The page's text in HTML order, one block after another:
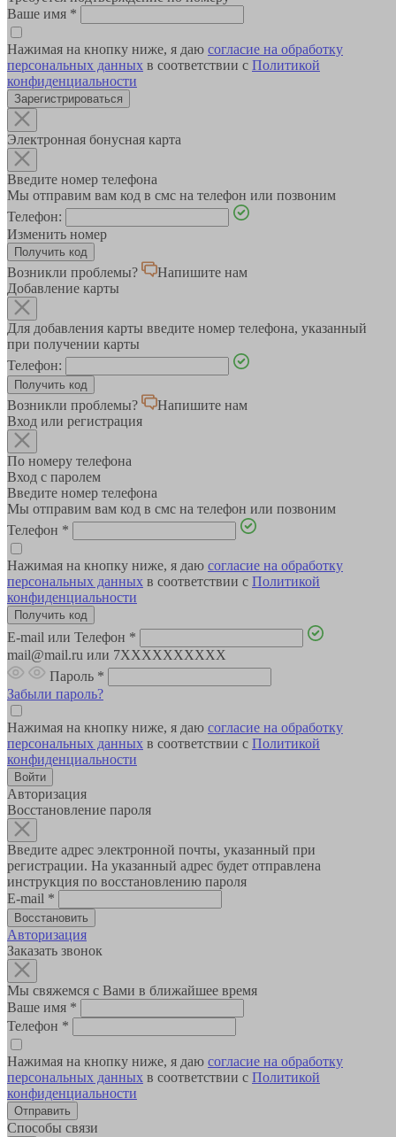
Ваше имя *
Нажимая на кнопку ниже, я даю согласие на обработку
персональных данных в соответствии с Политикой
конфиденциальности
Зарегистрироваться
Электронная бонусная карта
Введите номер телефона
Мы отправим вам код в смс на телефон или позвоним
Телефон:
Изменить номер
Возникли проблемы?
Напишите нам
Добавление карты
Для добавления карты введите номер телефона, указанный
при получении карты
Телефон:
Возникли проблемы?
Напишите нам
Вход или регистрация
По номеру телефона
Вход с паролем
Введите номер телефона
Мы отправим вам код в смс на телефон или позвоним
Телефон *
Нажимая на кнопку ниже, я даю согласие на обработку
персональных данных в соответствии с Политикой
конфиденциальности
E-mail или Телефон *
mail@mail.ru или 7XXXXXXXXXX
Пароль *
Забыли пароль?
Нажимая на кнопку ниже, я даю согласие на обработку
персональных данных в соответствии с Политикой
конфиденциальности
Авторизация
Восстановление пароля
Введите адрес электронной почты, указанный при
регистрации. На указанный адрес будет отправлена
инструкция по восстановлению пароля
E-mail *
Авторизация
Заказать звонок
Мы свяжемся с Вами в ближайшее время
Ваше имя *
Телефон *
Нажимая на кнопку ниже, я даю согласие на обработку
персональных данных в соответствии с Политикой
конфиденциальности
Способы связи